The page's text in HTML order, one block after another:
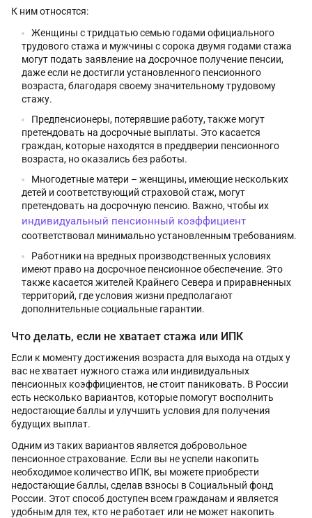
К ним относятся:
Женщины с тридцатью семью годами официального
трудового стажа и мужчины с сорока двумя годами стажа
могут подать заявление на досрочное получение пенсии,
даже если не достигли установленного пенсионного
возраста, благодаря своему значительному трудовому
стажу.
Предпенсионеры, потерявшие работу, также могут
претендовать на досрочные выплаты. Это касается
граждан, которые находятся в преддверии пенсионного
возраста, но оказались без работы.
Многодетные матери – женщины, имеющие нескольких
детей и соответствующий страховой стаж, могут
претендовать на досрочную пенсию. Важно, чтобы их
индивидуальный пенсионный коэффициент
соответствовал минимально установленным требованиям.
Работники на вредных производственных условиях
имеют право на досрочное пенсионное обеспечение. Это
также касается жителей Крайнего Севера и приравненных
территорий, где условия жизни предполагают
дополнительные социальные гарантии.
Что делать, если не хватает стажа или ИПК
Если к моменту достижения возраста для выхода на отдых у
вас не хватает нужного стажа или индивидуальных
пенсионных коэффициентов, не стоит паниковать. В России
есть несколько вариантов, которые помогут восполнить
недостающие баллы и улучшить условия для получения
будущих выплат.
Одним из таких вариантов является добровольное
пенсионное страхование. Если вы не успели накопить
необходимое количество ИПК, вы можете приобрести
недостающие баллы, сделав взносы в Социальный фонд
России. Этот способ доступен всем гражданам и является
удобным для тех, кто не работает или не может накопить